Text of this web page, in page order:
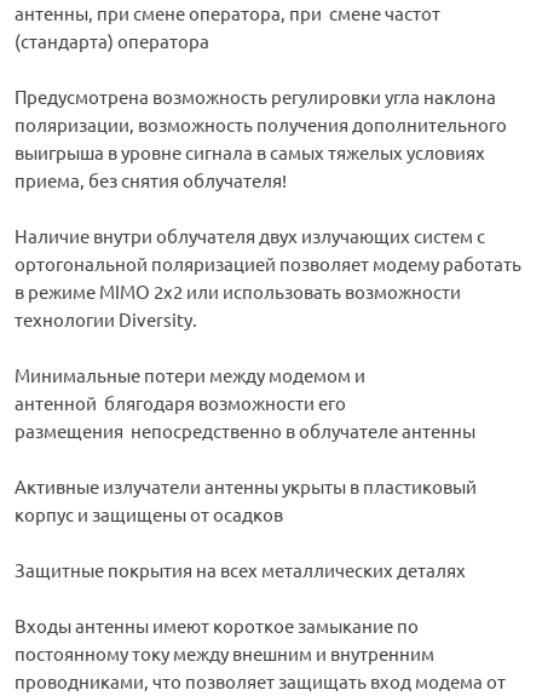
антенны, при смене оператора, при смене частот
(стандарта) оператора
Предусмотрена возможность регулировки угла наклона
поляризации, возможность получения дополнительного
выигрыша в уровне сигнала в самых тяжелых условиях
приема, без снятия облучателя!
Наличие внутри облучателя двух излучающих систем с
ортогональной поляризацией позволяет модему работать
в режиме MIMO 2x2 или использовать возможности
технологии Diversity.
Минимальные потери между модемом и
антенной блягодаря возможности его
размещения непосредственно в облучателе антенны
Активные излучатели антенны укрыты в пластиковый
корпус и защищены от осадков
Защитные покрытия на всех металлических деталях
Входы антенны имеют короткое замыкание по
постоянному току между внешним и внутренним
проводниками, что позволяет защищать вход модема от